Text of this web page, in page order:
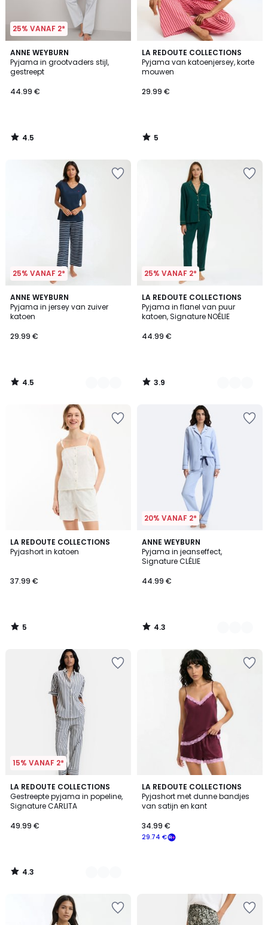
25% VANAF 2*
ANNE WEYBURN
Pyjama in grootvaders stijl,
gestreept
44.99 €
4.5
/ 5
4.5
/
LA REDOUTE COLLECTIONS
Pyjama van katoenjersey, korte
mouwen
29.99 €
5
/
5
5
/
25% VANAF 2*
ANNE WEYBURN
Pyjama in jersey van zuiver
katoen
29.99 €
4.5
/ 5
3
Kleuren
4.5
/
25% VANAF 2*
LA REDOUTE COLLECTIONS
Pyjama in flanel van puur
katoen, Signature NOÉLIE
44.99 €
3.9
/ 5
3
Kleuren
3.9
/
LA REDOUTE COLLECTIONS
Pyjashort in katoen
37.99 €
5
/
5
/
20% VANAF 2*
ANNE WEYBURN
Pyjama in jeanseffect,
Signature CLÉLIE
44.99 €
4.3
/ 5
2
Kleuren
4.3
/
15% VANAF 2*
LA REDOUTE COLLECTIONS
Gestreepte pyjama in popeline,
Signature CARLITA
49.99 €
4.3
/ 5
2
Kleuren
4.3
/
LA REDOUTE COLLECTIONS
Pyjashort met dunne bandjes
van satijn en kant
29.74 €
34.99 €